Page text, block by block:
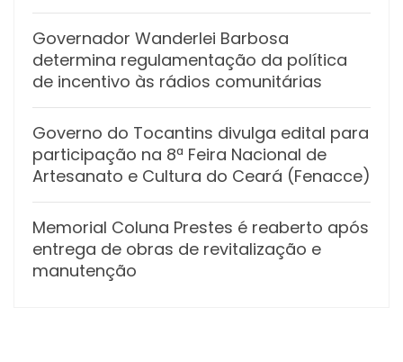
Governador Wanderlei Barbosa
determina regulamentação da política
de incentivo às rádios comunitárias
Governo do Tocantins divulga edital para
participação na 8ª Feira Nacional de
Artesanato e Cultura do Ceará (Fenacce)
Memorial Coluna Prestes é reaberto após
entrega de obras de revitalização e
manutenção